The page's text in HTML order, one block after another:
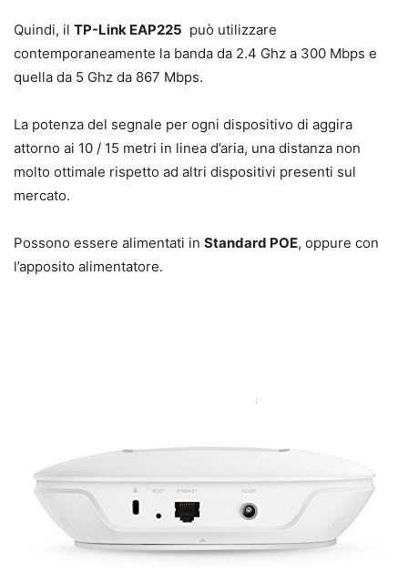
Quindi, il TP-Link EAP225 può utilizzare
contemporaneamente la banda da 2.4 Ghz a 300 Mbps e
quella da 5 Ghz da 867 Mbps.
La potenza del segnale per ogni dispositivo di aggira
attorno ai 10 / 15 metri in linea d’aria, una distanza non
molto ottimale rispetto ad altri dispositivi presenti sul
mercato.
Possono essere alimentati in Standard POE, oppure con
l’apposito alimentatore.